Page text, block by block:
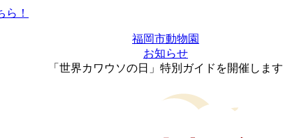
福岡市動物園
お知らせ
「世界カワウソの日」特別ガイドを開催します